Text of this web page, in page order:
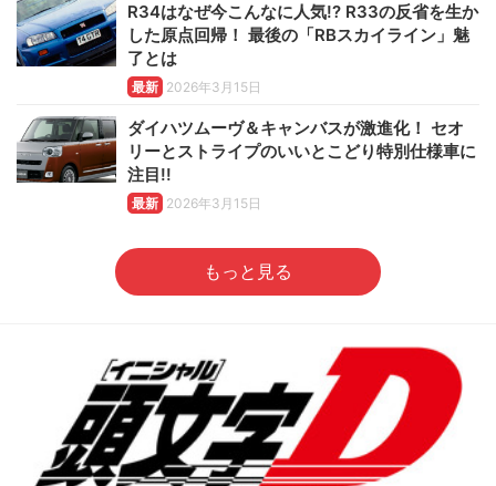
R34はなぜ今こんなに人気!? R33の反省を生か
した原点回帰！ 最後の「RBスカイライン」魅
了とは
最新 2026年3月15日
ダイハツムーヴ＆キャンバスが激進化！ セオ
リーとストライプのいいとこどり特別仕様車に
注目!!
最新 2026年3月15日
もっと見る